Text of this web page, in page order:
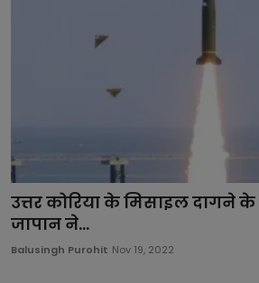
उत्तर कोरिया के मिसाइल दागने
जापान ने...
Balusingh Purohit Nov 19, 2022